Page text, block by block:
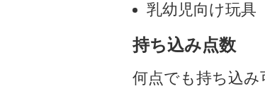
乳幼児向け玩具
持ち込み点数
何点でも持ち込み